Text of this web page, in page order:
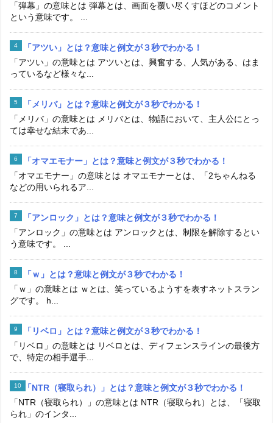
「弾幕」の意味とは 弾幕とは、画面を覆い尽くすほどのコメント
という意味です。 ...
「アツい」とは？意味と例文が３秒でわかる！
「アツい」の意味とは アツいとは、興奮する、人気がある、はま
っているなど様々な...
「メリバ」とは？意味と例文が３秒でわかる！
「メリバ」の意味とは メリバとは、物語において、主人公にとっ
ては幸せな結末であ...
「オマエモナー」とは？意味と例文が３秒でわかる！
「オマエモナー」の意味とは オマエモナーとは、「2ちゃんねる
などの用いられるア...
「アンロック」とは？意味と例文が３秒でわかる！
「アンロック」の意味とは アンロックとは、制限を解除するとい
う意味です。 ...
「ｗ」とは？意味と例文が３秒でわかる！
「ｗ」の意味とは ｗとは、笑っているようすを表すネットスラン
グです。 h...
「リベロ」とは？意味と例文が３秒でわかる！
「リベロ」の意味とは リベロとは、ディフェンスラインの最後方
で、特定の相手選手...
「NTR（寝取られ）」とは？意味と例文が３秒でわかる！
「NTR（寝取られ）」の意味とは NTR（寝取られ）とは、「寝取
られ」のインタ...